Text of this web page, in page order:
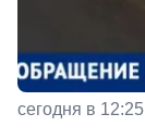
сегодня в 12:25